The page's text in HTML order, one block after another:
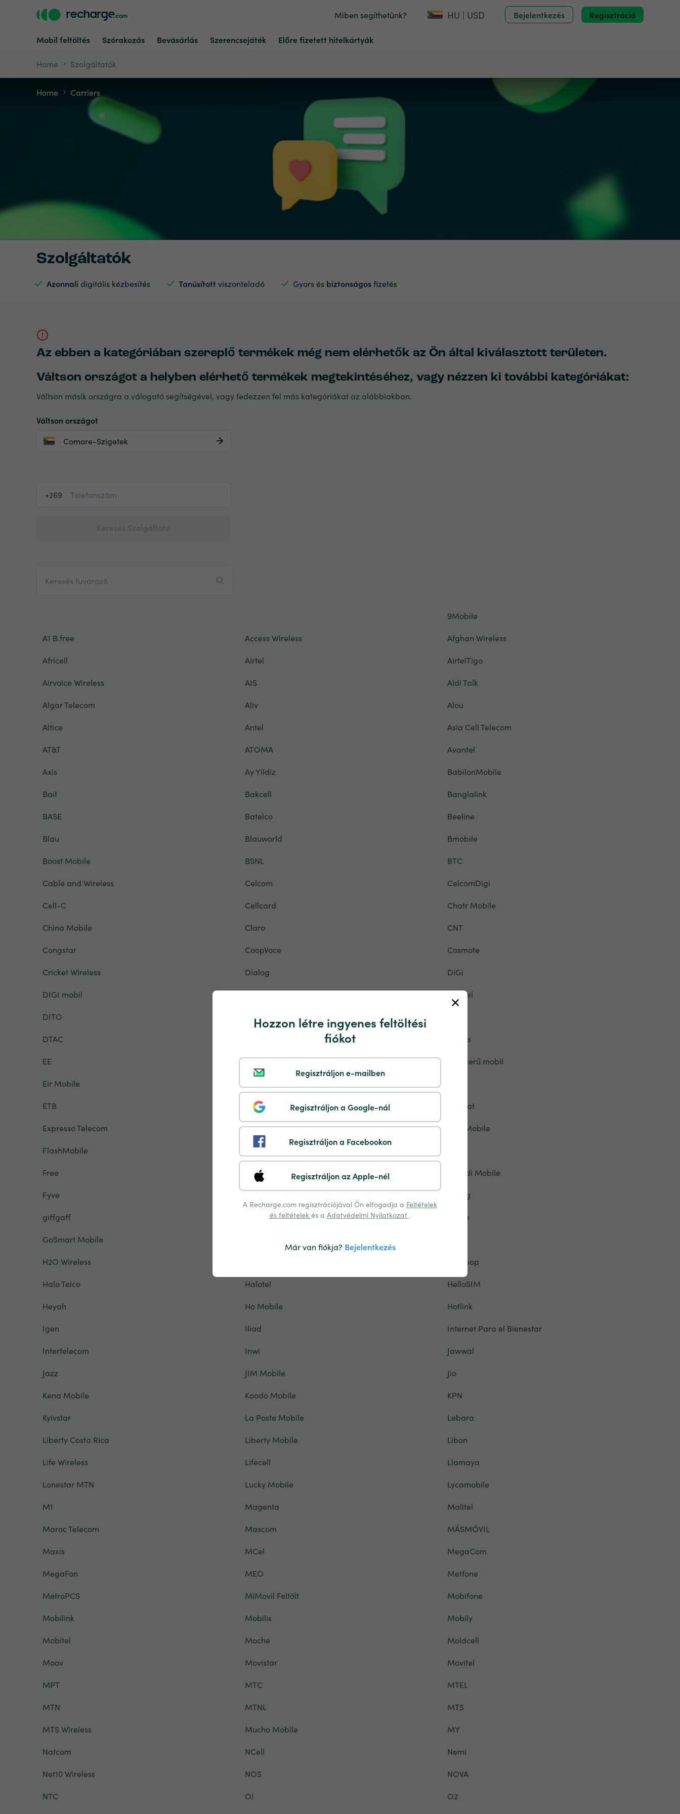
Miben segíthetünk? HU | USD Bejelentkezés Regisztráció
Mobil feltöltés Szórakozás Bevásárlás Szerencsejáték Előre fizetett hitelkártyák
Hozzon létre ingyenes feltöltési
fiókot
Regisztráljon e-mailben
Regisztráljon a Google-nál
Regisztráljon a Facebookon
Regisztráljon az Apple-nél
A Recharge.com regisztrációjával Ön elfogadja a Feltételek
és feltételek és a Adatvédelmi Nyilatkozat .
Már van fiókja? Bejelentkezés
Home Szolgáltatók
Home Carriers
Szolgáltatók
Azonnali digitális kézbesítés Tanúsított viszonteladó Gyors és biztonságosfizetés
Az ebben a kategóriában szereplő termékek még nem elérhetők az Ön által kiválasztott területen.
Váltson országot a helyben elérhető termékek megtekintéséhez, vagy nézzen ki további kategóriákat:
Váltson másik országra a válogató segítségével, vagy fedezzen fel más kategóriákat az alábbiakban.
Váltson országot
Comore-Szigetek
+269
9Mobile
A1 B.free
Access Wireless
Afghan Wireless
Africell
Airtel
AirtelTigo
Airvoice Wireless
AIS
Aldi Talk
Algar Telecom
Aliv
Alou
Altice
Antel
Asia Cell Telecom
AT&T
ATOMA
Avantel
Axis
Ay Yildiz
BabilonMobile
Bait
Bakcell
Banglalink
BASE
Batelco
Beeline
Blau
Blauworld
Bmobile
Boost Mobile
BSNL
BTC
Cable and Wireless
Celcom
CelcomDigi
Cell-C
Cellcard
Chatr Mobile
China Mobile
Claro
CNT
Congstar
CoopVoce
Cosmote
Cricket Wireless
Dialog
DiGi
DIGI mobil
Digi Mobil
Digicel
DITO
Djezzy
DTAC
E-Plus
EE
Eety
Egyszerű mobil
Eir Mobile
ETB
Ethiotelecom
Etisalat
Expresso Telecom
Fastweb
Five Mobile
FlashMobile
Flow
Free
Freedom Mobile
Friendi Mobile
Fyve
Gamcel
Georg
giffgaff
Globe
GoSmart Mobile
H2O Wireless
Halebop
Halo Telco
Halotel
HelloSIM
Heyah
Ho Mobile
Hotlink
Igen
Iliad
Internet Para el Bienestar
Intertelecom
Inwi
Jawwal
Jazz
JIM Mobile
Jio
Kena Mobile
Koodo Mobile
KPN
Kyivstar
La Poste Mobile
Lebara
Liberty Costa Rica
Liberty Mobile
Libon
Life Wireless
Lifecell
Llamaya
Lonestar MTN
Lucky Mobile
Lycamobile
M1
Magenta
Malitel
Maroc Telecom
Mascom
MÁSMÓVIL
Maxis
MCel
MegaCom
MegaFon
MEO
Metfone
MetroPCS
MiMovil Feltölt
Mobifone
Mobilink
Mobilis
Mobily
Mobitel
Moche
Moldcell
Moov
Movistar
Movitel
MPT
MTC
MTEL
MTN
MTNL
MTS
MTS Wireless
Mucho Mobile
MY
Natcom
NCell
Nemi
Net10 Wireless
NOS
NOVA
NTC
O!
O2